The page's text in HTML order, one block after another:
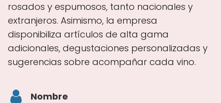
rosados y espumosos, tanto nacionales y
extranjeros. Asimismo, la empresa
disponibiliza artículos de alta gama
adicionales, degustaciones personalizadas y
sugerencias sobre acompañar cada vino.
Nombre